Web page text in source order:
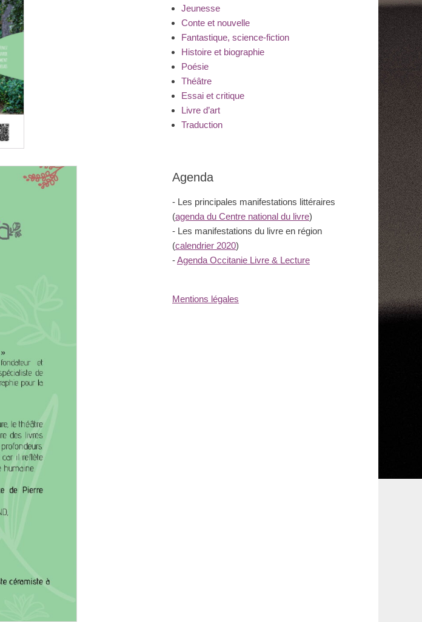
Jeunesse
Conte et nouvelle
Fantastique, science-fiction
Histoire et biographie
Poésie
Théâtre
Essai et critique
Livre d’art
Traduction
Agenda
- Les principales manifestations littéraires
(agenda du Centre national du livre)
- Les manifestations du livre en région
(calendrier 2020)
-Agenda Occitanie Livre & Lecture
Mentions légales